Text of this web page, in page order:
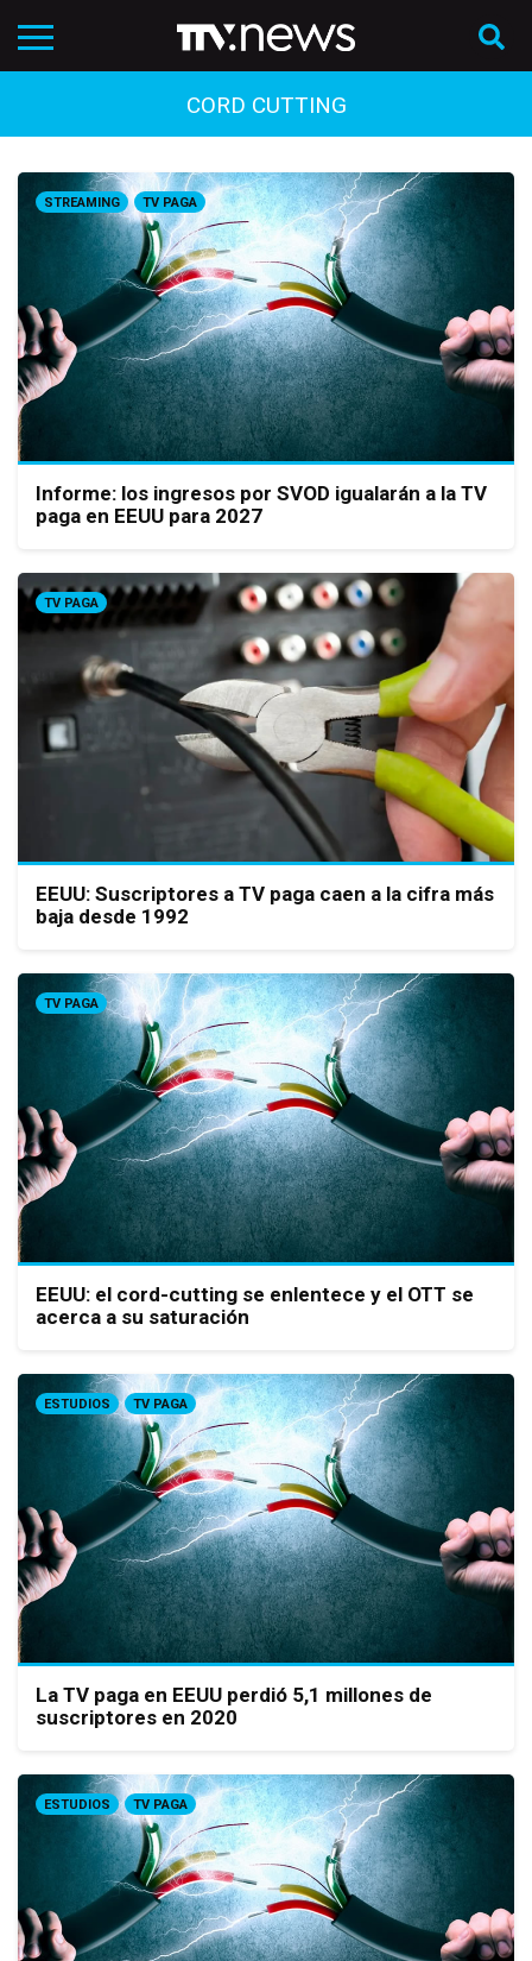
CORD CUTTING
STREAMING TV PAGA
Informe: los ingresos por SVOD igualarán a la TV
paga en EEUU para 2027
TV PAGA
EEUU: Suscriptores a TV paga caen a la cifra más
baja desde 1992
TV PAGA
EEUU: el cord-cutting se enlentece y el OTT se
acerca a su saturación
ESTUDIOS TV PAGA
La TV paga en EEUU perdió 5,1 millones de
suscriptores en 2020
ESTUDIOS TV PAGA